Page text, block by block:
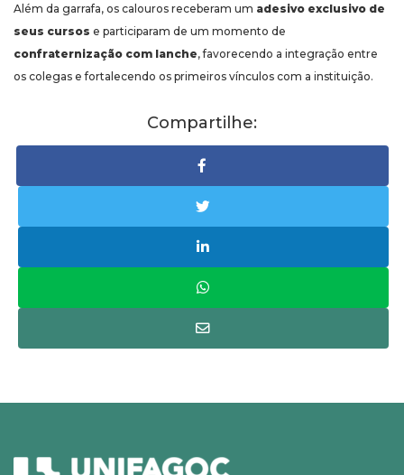
Além da garrafa, os calouros receberam um adesivo exclusivo de
seus cursos e participaram de um momento de
confraternização com lanche, favorecendo a integração entre
os colegas e fortalecendo os primeiros vínculos com a instituição.
Compartilhe: